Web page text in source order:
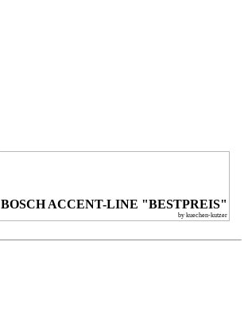
BOSCH ACCENT-LINE "BESTPREIS"
by kuechen-kutzer